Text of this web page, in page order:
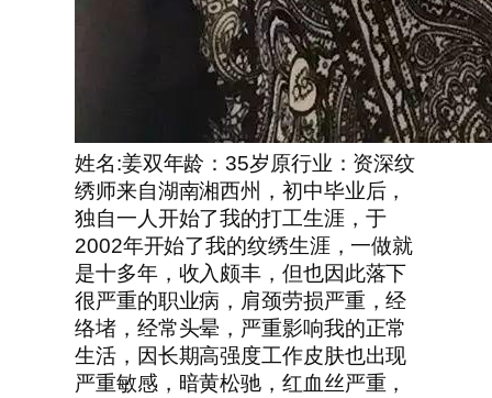
姓名:姜双年龄：35岁原行业：资深纹
绣师来自湖南湘西州，初中毕业后，
独自一人开始了我的打工生涯，于
2002年开始了我的纹绣生涯，一做就
是十多年，收入颇丰，但也因此落下
很严重的职业病，肩颈劳损严重，经
络堵，经常头晕，严重影响我的正常
生活，因长期高强度工作皮肤也出现
严重敏感，暗黄松驰，红血丝严重，